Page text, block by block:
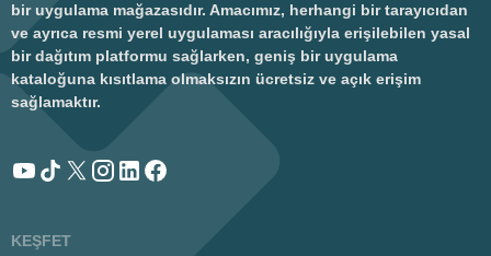
bir uygulama mağazasıdır. Amacımız, herhangi bir tarayıcıdan
ve ayrıca resmi yerel uygulaması aracılığıyla erişilebilen yasal
bir dağıtım platformu sağlarken, geniş bir uygulama
kataloğuna kısıtlama olmaksızın ücretsiz ve açık erişim
sağlamaktır.
KEŞFET